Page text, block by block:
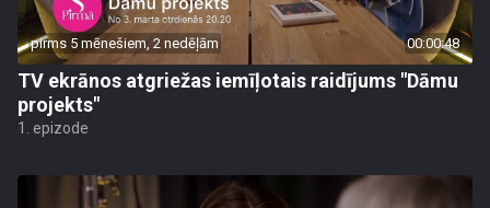
pirms 5 mēnešiem, 2 nedēļām 00:00:48
TV ekrānos atgriežas iemīļotais raidījums "Dāmu
projekts"
1. epizode